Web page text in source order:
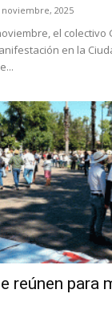
noviembre, 2025
el colectivo
en la
reúnen para